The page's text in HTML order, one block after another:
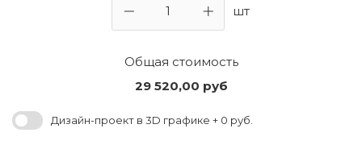
шт
Общая стоимость
29 520,00 руб
Дизайн-проект в 3D графике + 0 руб.